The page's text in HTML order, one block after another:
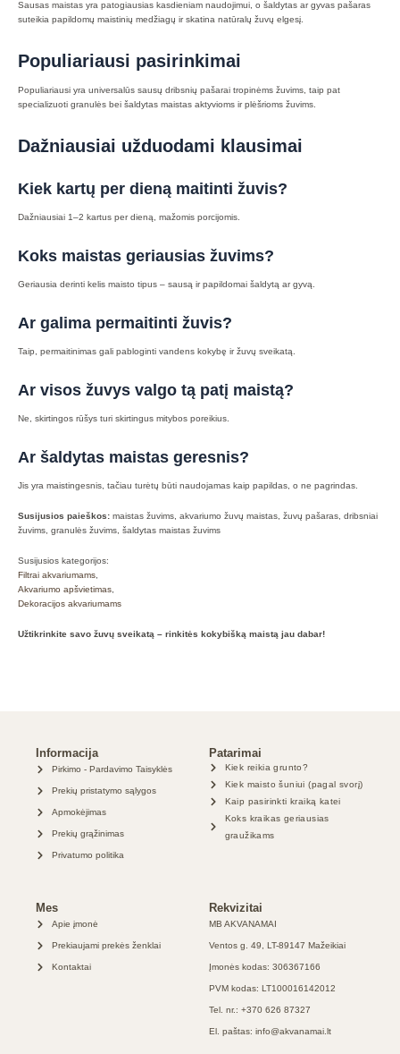
Sausas maistas yra patogiausias kasdieniam naudojimui, o šaldytas ar gyvas pašaras
suteikia papildomų maistinių medžiagų ir skatina natūralų žuvų elgesį.
Populiariausi pasirinkimai
Populiariausi yra universalūs sausų dribsnių pašarai tropinėms žuvims, taip pat
specializuoti granulės bei šaldytas maistas aktyvioms ir plėšrioms žuvims.
Dažniausiai užduodami klausimai
Kiek kartų per dieną maitinti žuvis?
Dažniausiai 1–2 kartus per dieną, mažomis porcijomis.
Koks maistas geriausias žuvims?
Geriausia derinti kelis maisto tipus – sausą ir papildomai šaldytą ar gyvą.
Ar galima permaitinti žuvis?
Taip, permaitinimas gali pabloginti vandens kokybę ir žuvų sveikatą.
Ar visos žuvys valgo tą patį maistą?
Ne, skirtingos rūšys turi skirtingus mitybos poreikius.
Ar šaldytas maistas geresnis?
Jis yra maistingesnis, tačiau turėtų būti naudojamas kaip papildas, o ne pagrindas.
Susijusios paieškos: maistas žuvims, akvariumo žuvų maistas, žuvų pašaras, dribsniai
žuvims, granulės žuvims, šaldytas maistas žuvims
Susijusios kategorijos:
Filtrai akvariumams,
Akvariumo apšvietimas,
Dekoracijos akvariumams
Užtikrinkite savo žuvų sveikatą – rinkitės kokybišką maistą jau dabar!
Informacija
Pirkimo - Pardavimo Taisyklės
Prekių pristatymo sąlygos
Apmokėjimas
Prekių grąžinimas
Privatumo politika
Patarimai
Kiek reikia grunto?
Kiek maisto šuniui (pagal svorį)
Kaip pasirinkti kraiką katei
Koks kraikas geriausias
graužikams
Mes
Apie įmonė
Prekiaujami prekės ženklai
Kontaktai
Rekvizitai
MB AKVANAMAI
Ventos g. 49, LT-89147 Mažeikiai
Įmonės kodas: 306367166
PVM kodas: LT100016142012
Tel. nr.: +370 626 87327
El. paštas: info@akvanamai.lt